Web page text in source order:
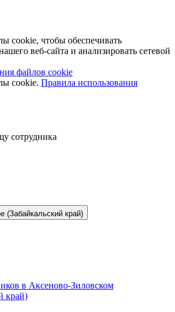
cookie, чтобы обеспечивать
веб-сайта и анализировать сетевой
файлов cookie
cookie. Правила использования
сотрудника
(Забайкальский край)
в Аксеново-Зиловском
край)